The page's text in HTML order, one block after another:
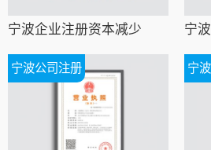
宁波企业注册资本减少 宁
宁波公司注册 宁